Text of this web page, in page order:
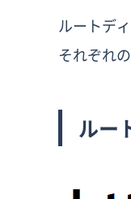
ルートデ
それぞれ
ルー